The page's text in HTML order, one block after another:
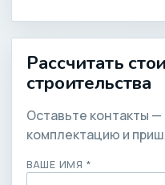
Рассчитать
строительства
Оставьте контакты
комплектацию и
ВАШЕ ИМЯ *